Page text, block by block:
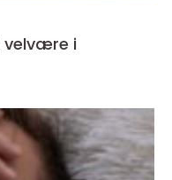
velvære i